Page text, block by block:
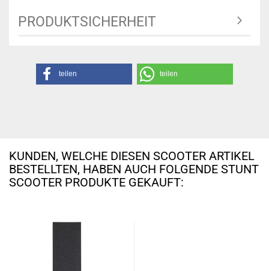
PRODUKTSICHERHEIT
teilen teilen
KUNDEN, WELCHE DIESEN SCOOTER ARTIKEL
BESTELLTEN, HABEN AUCH FOLGENDE STUNT
SCOOTER PRODUKTE GEKAUFT: